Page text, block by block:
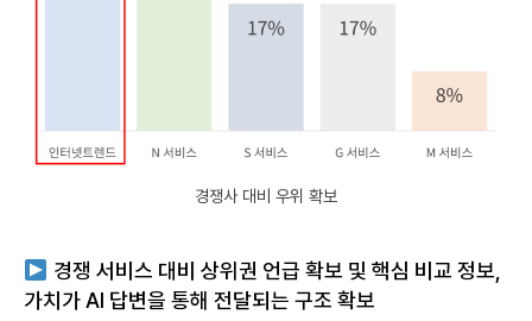
경쟁사 대비 우위 확보
경쟁 서비스 대비 상위권 언급 확보 및 핵심 비교 정보,
가치가 AI 답변을 통해 전달되는 구조 확보